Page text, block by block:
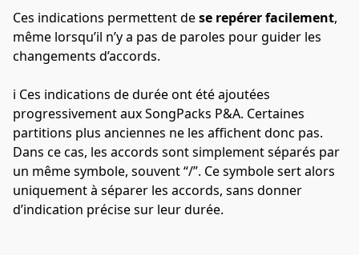
Ces indications permettent de se repérer facilement,
même lorsqu’il n’y a pas de paroles pour guider les
changements d’accords.
ℹ️ Ces indications de durée ont été ajoutées
progressivement aux SongPacks P&A. Certaines
partitions plus anciennes ne les affichent donc pas.
Dans ce cas, les accords sont simplement séparés par
un même symbole, souvent “/”. Ce symbole sert alors
uniquement à séparer les accords, sans donner
d’indication précise sur leur durée.